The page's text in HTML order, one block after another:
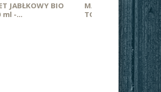
JABŁKOWY BIO
ml -...
MĄKA PSZENNA
TORTOWA TYP...